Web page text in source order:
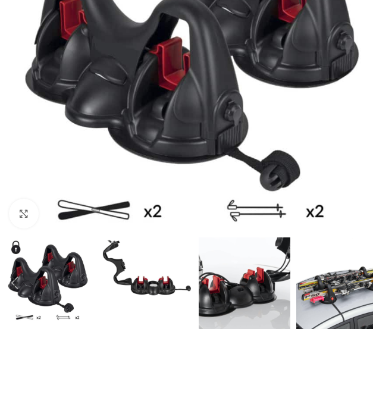
Click to enlarge